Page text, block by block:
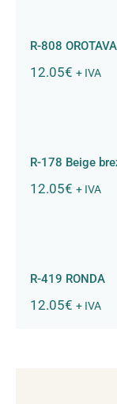
R-808 OROTAVA
12.05€ + IVA
R-178 Beige
12.05€ + IVA
R-419 RONDA
12.05€ + IVA